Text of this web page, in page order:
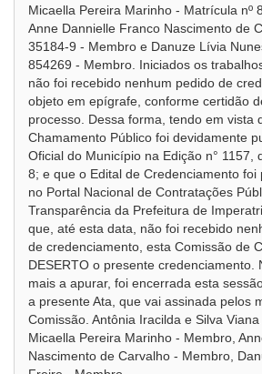
Micaella Pereira Marinho - Matrícula nº
Anne Dannielle Franco Nascimento de
35184-9 - Membro e Danuze Lívia
854269 - Membro. Iniciados os
não foi recebido nenhum pedido de
objeto em epígrafe, conforme certidão
processo. Dessa forma, tendo em vista
Chamamento Público foi devidamente
Oficial do Município na Edição n° 1157,
8; e que o Edital de Credenciamento foi
no Portal Nacional de Contratações
Transparência da Prefeitura de
que, até esta data, não foi recebido
de credenciamento, esta Comissão de
DESERTO o presente credenciamento.
mais a apurar, foi encerrada esta
a presente Ata, que vai assinada pelos
Comissão. Antônia Iracilda e Silva Viana
Micaella Pereira Marinho - Membro,
Nascimento de Carvalho - Membro,